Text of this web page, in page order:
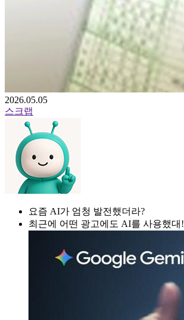
2026.05.05
스크랩
요즘 AI가 엄청 발전했더라?
최근에 어떤 광고에도 AI를 사용했대!